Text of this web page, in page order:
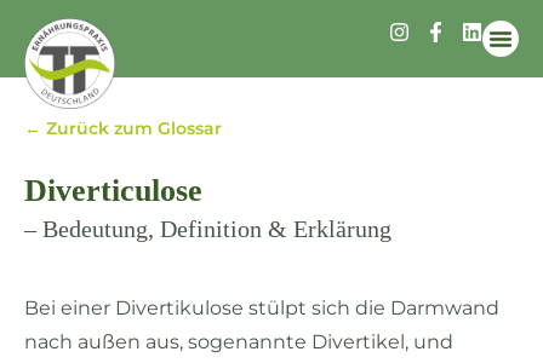
← Zurück zum Glossar
Diverticulose
– Bedeutung, Definition & Erklärung
Bei einer Divertikulose stülpt sich die Darmwand
nach außen aus, sogenannte Divertikel, und